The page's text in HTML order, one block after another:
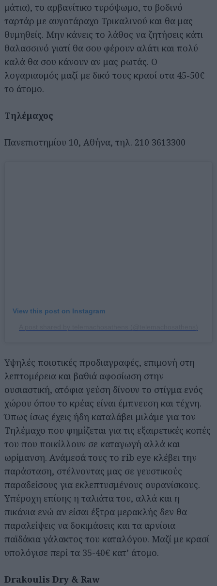
μάτια), το αρβανίτικο τυρόψωμο, το βοδινό
ταρτάρ με αυγοτάραχο Τρικαλινού και θα μας
θυμηθείς. Μην κάνεις το λάθος να ζητήσεις κάτι
θαλασσινό γιατί θα σου φέρουν αλάτι και πολύ
καλά θα σου κάνουν αν μας ρωτάς. Ο
λογαριασμός μαζί με δικό τους κρασί στα 45-50€
το άτομο.
Τηλέμαχος
Πανεπιστημίου 10, Αθήνα, τηλ. 210 3613300
View this post on Instagram
Υψηλές ποιοτικές προδιαγραφές, επιμονή στη
λεπτομέρεια και βαθιά αφοσίωση στην
ουσιαστική, ατόφια γεύση δίνουν το στίγμα ενός
χώρου όπου το κρέας είναι έμπνευση και τέχνη.
Όπως ίσως έχεις ήδη καταλάβει μιλάμε για τον
Τηλέμαχο που φημίζεται για τις εξαιρετικές κοπές
του που ποικίλλουν σε καταγωγή αλλά και
ωρίμανση. Ανάμεσά τους το rib eye κλέβει την
παράσταση, στέλνοντας μας σε γευστικούς
παραδείσους για εκλεπτυσμένους ουρανίσκους.
Υπέροχη επίσης η ταλιάτα του, αλλά και η
πικάνια ενώ αν είσαι έξτρα μερακλής δεν θα
παραλείψεις να δοκιμάσεις και τα αρνίσια
παϊδάκια γάλακτος του καταλόγου. Μαζί με κρασί
υπολόγισε περί τα 35-40€ κατ’ άτομο.
Drakoulis Dry & Raw